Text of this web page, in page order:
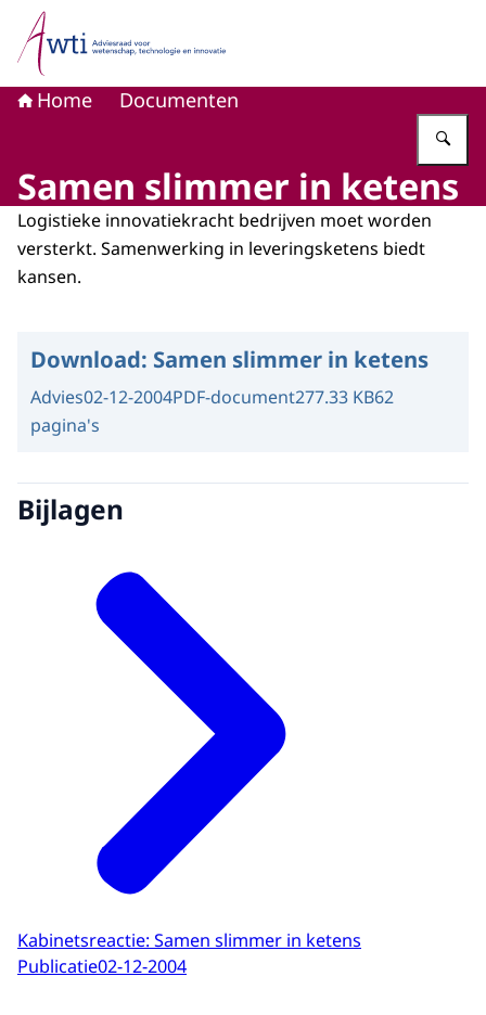
Naar de homepage van Adviesraad voor wetenschap,
Home Documenten
Samen slimmer in ketens
Logistieke innovatiekracht bedrijven moet worden
versterkt. Samenwerking in leveringsketens biedt
kansen.
Download: Samen slimmer in ketens
Advies02-12-2004PDF-document277.33 KB62
pagina's
Bijlagen
Kabinetsreactie: Samen slimmer in ketens
Publicatie02-12-2004